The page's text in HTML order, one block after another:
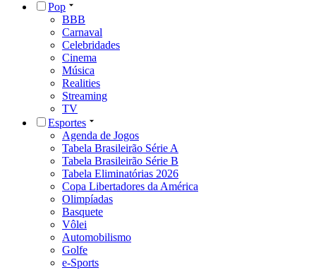
Pop
BBB
Carnaval
Celebridades
Cinema
Música
Realities
Streaming
TV
Esportes
Agenda de Jogos
Tabela Brasileirão Série A
Tabela Brasileirão Série B
Tabela Eliminatórias 2026
Copa Libertadores da América
Olimpíadas
Basquete
Vôlei
Automobilismo
Golfe
e-Sports